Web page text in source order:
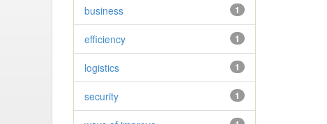
1
business
1
efficiency
1
logistics
1
security